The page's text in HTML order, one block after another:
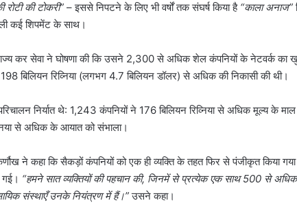
रोटी की टोकरी” – इससे निपटने के लिए भी वर्षों तक संघर्ष किया है “काला अनाज”
कई शिपमेंट के साथ।
कर सेवा ने घोषणा की कि उसने 2,300 से अधिक शेल कंपनियों के नेटवर्क का
बिलियन रिव्निया (लगभग 4.7 बिलियन डॉलर) से अधिक की निकासी की थी।
निर्यात थे: 1,243 कंपनियों ने 176 बिलियन रिव्निया से अधिक मूल्य के
से अधिक के आयात को संभाला।
ने कहा कि सैकड़ों कंपनियों को एक ही व्यक्ति के तहत फिर से पंजीकृत किया
“हमने सात व्यक्तियों की पहचान की, जिनमें से प्रत्येक एक साथ 500 से
संस्थाएँ उनके नियंत्रण में हैं।”उसने कहा।